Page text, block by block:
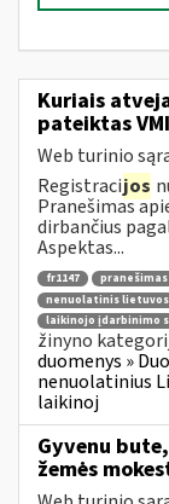
Kuriais
pateiktas
Web turinio
Registracijos
Pranešimas
dirbančius
Aspektas...
fr1147 pranešimas
nenuolatinis
laikinojo įdarbinimo
žinyno
duomenys »
nenuolatinius
laikinoj
Gyvenu
žemės